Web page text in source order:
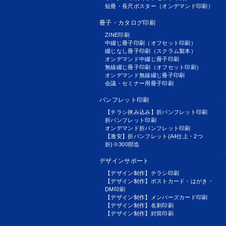
短冊・長尺ポスター（オンデマンド印刷）
冊子・カタログ印刷
ZINE印刷
中綴じ冊子印刷（オフセット印刷）
綴じなし冊子印刷（スクラム製本）
オンデマンド中綴じ冊子印刷
無線綴じ冊子印刷（オフセット印刷）
オンデマンド無線綴じ冊子印刷
会議・セミナー用冊子印刷
パンフレット印刷
【チラシ挟み込み】折パンフレット印刷
折パンフレット印刷
オンデマンド折パンフレット印刷
【激安】折パンフレット(A4仕上・2つ
折)※300部迄
デザインサポート
【デザイン制作】チラシ印刷
【デザイン制作】ポストカード・はがき・
DM印刷
【デザイン制作】メンバーズカード印刷
【デザイン制作】名刺印刷
【デザイン制作】封筒印刷